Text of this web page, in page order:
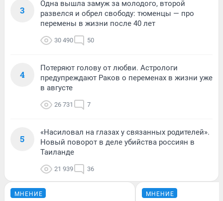
3
Одна вышла замуж за молодого, второй
развелся и обрел свободу: тюменцы — про
перемены в жизни после 40 лет
30 490 50
4
Потеряют голову от любви. Астрологи
предупреждают Раков о переменах в жизни уже
в августе
26 731 7
5
«Насиловал на глазах у связанных родителей».
Новый поворот в деле убийства россиян в
Таиланде
21 939 36
МНЕНИЕ МНЕНИЕ